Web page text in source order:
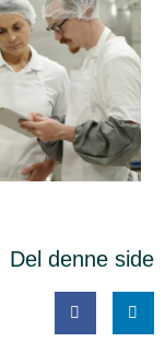
Del denne side